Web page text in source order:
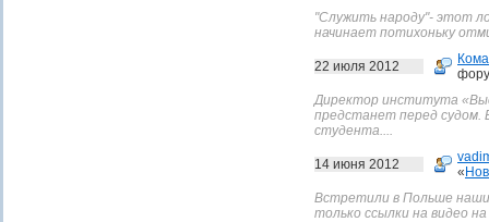
"Служить народу"- этот
начинает потихоньку
22 июля 2012
Директор института
предстанет перед судом.
студента....
14 июня 2012
«
Встретили в Польше
только ссылки на видео